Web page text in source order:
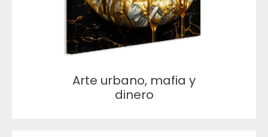
Arte urbano, mafia y
dinero